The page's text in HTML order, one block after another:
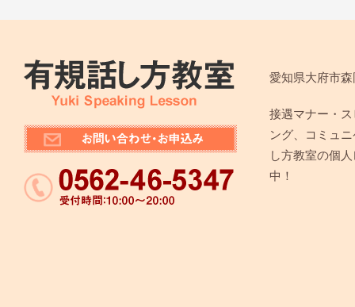
愛知県大府市
接遇マナー・
ング、コミュ
し方教室の個
中！